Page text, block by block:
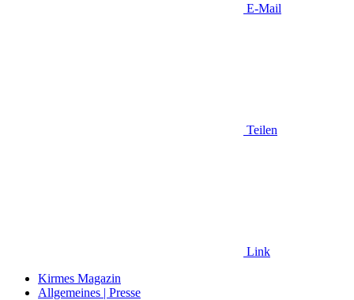
E-Mail
Teilen
Link
Kirmes Magazin
Allgemeines | Presse